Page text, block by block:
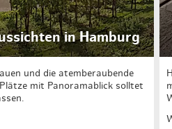
in Hamburg
und die atemberaubende
mit Panoramablick solltet